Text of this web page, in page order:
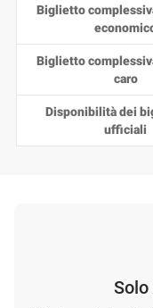
Biglietto
Biglietto
caro
Disponibilità dei
ufficiali